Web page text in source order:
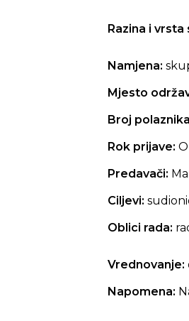
Razina i
Namjena:
Mjesto
Broj
Rok prijave:
Predavači:
Ciljevi:
Oblici rada:
Vrednovanje:
Napomena: